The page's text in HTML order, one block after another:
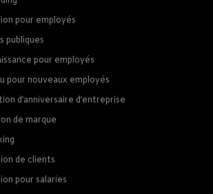
pour employés
publiques
pour employés
pour nouveaux employés
d’anniversaire d’entreprise
de marque
de clients
pour salaries